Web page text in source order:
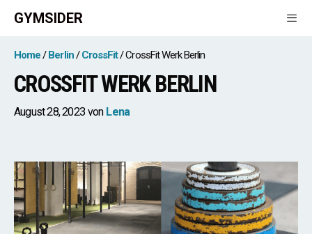
Zum
Inhalt
springen
GYMSIDER
Home Berlin CrossFit CrossFit Werk Berlin
CROSSFIT WERK BERLIN
August 28, 2023 von Lena